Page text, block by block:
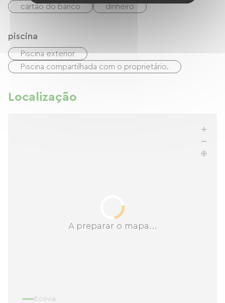
cartão do banco dinheiro
piscina
Piscina exterior
Piscina compartilhada com o proprietário.
Localização
A preparar o mapa...
Ecovia